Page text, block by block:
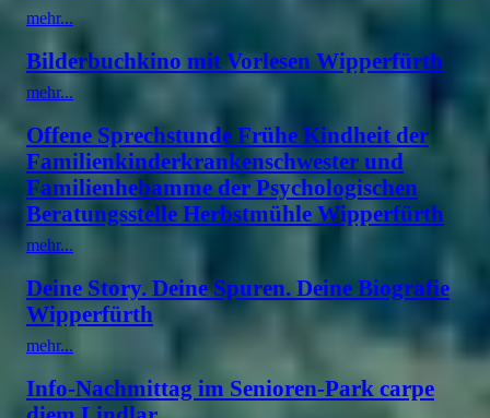
mehr...
Bilderbuchkino mit Vorlesen Wipperfürth
mehr...
Offene Sprechstunde Frühe Kindheit der
Familienkinderkrankenschwester und
Familienhebamme der Psychologischen
Beratungsstelle Herbstmühle Wipperfürth
mehr...
Deine Story. Deine Spuren. Deine Biografie
Wipperfürth
mehr...
Info-Nachmittag im Senioren-Park carpe